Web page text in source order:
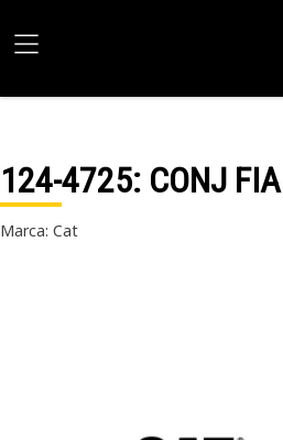
124-4725: CONJ
Marca: Cat